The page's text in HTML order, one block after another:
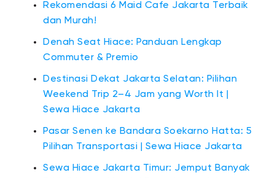
Rekomendasi 6 Maid Cafe Jakarta Terbaik
dan Murah!
Denah Seat Hiace: Panduan Lengkap
Commuter & Premio
Destinasi Dekat Jakarta Selatan: Pilihan
Weekend Trip 2–4 Jam yang Worth It |
Sewa Hiace Jakarta
Pasar Senen ke Bandara Soekarno Hatta: 5
Pilihan Transportasi | Sewa Hiace Jakarta
Sewa Hiace Jakarta Timur: Jemput Banyak